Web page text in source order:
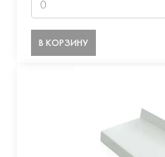
В КОРЗИНУ